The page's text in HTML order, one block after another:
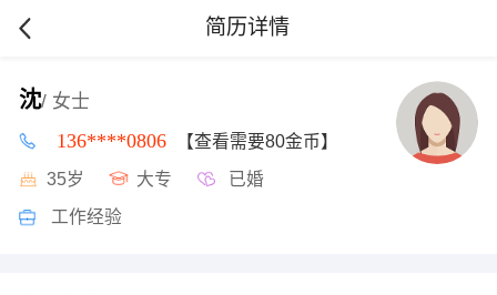
简历详情
沈/ 女士
136****0806 【查看需要80金币】
35岁 大专 已婚
工作经验